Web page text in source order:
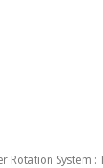
System :